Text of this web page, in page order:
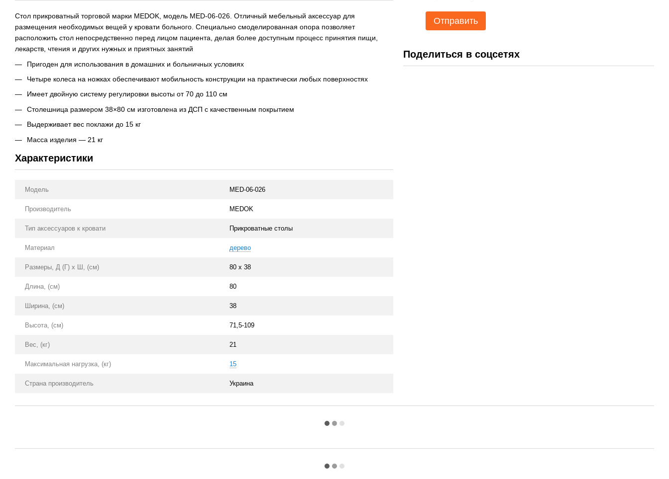
Стол прикроватный торговой марки MEDOK, модель MED-06-026. Отличный мебельный аксессуар для
размещения необходимых вещей у кровати больного. Специально смоделированная опора позволяет
расположить стол непосредственно перед лицом пациента, делая более доступным процесс принятия пищи,
лекарств, чтения и других нужных и приятных занятий
Пригоден для использования в домашних и больничных условиях
Четыре колеса на ножках обеспечивают мобильность конструкции на практически любых поверхностях
Имеет двойную систему регулировки высоты от 70 до 110 см
Столешница размером 38×80 см изготовлена из ДСП с качественным покрытием
Выдерживает вес поклажи до 15 кг
Масса изделия — 21 кг
Характеристики
Модель MED-06-026
Производитель MEDOK
Тип аксессуаров к кровати Прикроватные столы
Материал дерево
Размеры, Д (Г) х Ш, (см) 80 x 38
Длина, (см) 80
Ширина, (см) 38
Высота, (см) 71,5-109
Вес, (кг) 21
Максимальная нагрузка, (кг) 15
Страна производитель Украина
Отправить
Поделиться в соцсетях